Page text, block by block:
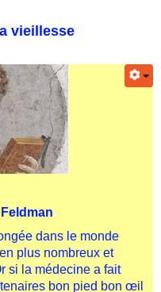
vieillesse
dans le monde
plus nombreux et
si la médecine a fait
bon pied bon œil